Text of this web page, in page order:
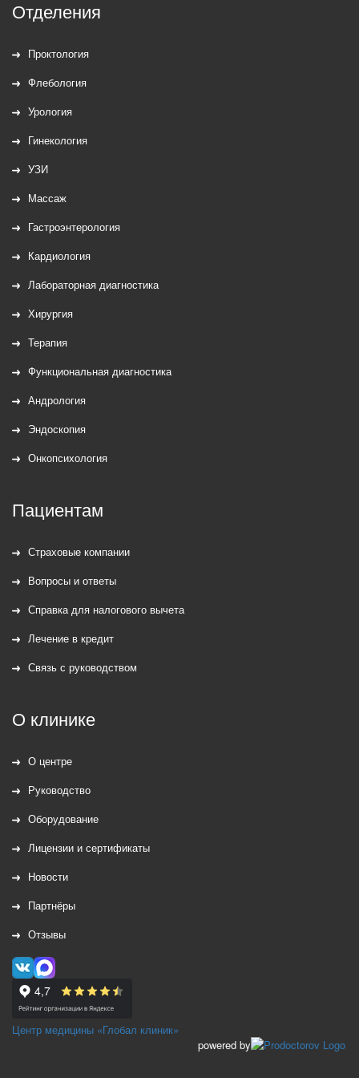
Отделения
Проктология
Флебология
Урология
Гинекология
УЗИ
Массаж
Гастроэнтерология
Кардиология
Лабораторная диагностика
Хирургия
Терапия
Функциональная диагностика
Андрология
Эндоскопия
Онкопсихология
Пациентам
Страховые компании
Вопросы и ответы
Справка для налогового вычета
Лечение в кредит
Связь с руководством
О клинике
О центре
Руководство
Оборудование
Лицензии и сертификаты
Новости
Партнёры
Отзывы
Центр медицины «Глобал клиник»
powered by